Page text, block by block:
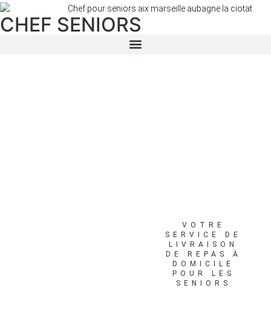
CHEF SENIORS
VOTRE
SERVICE DE
LIVRAISON
DE REPAS À
DOMICILE
POUR LES
SENIORS